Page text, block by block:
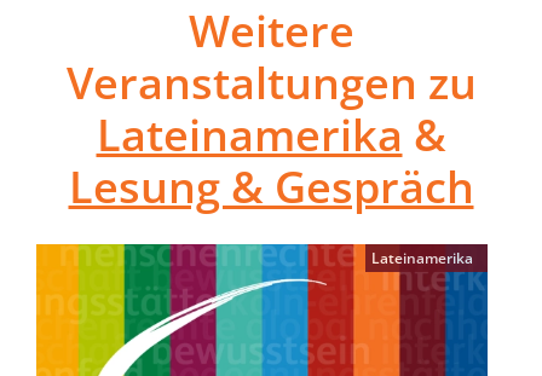
Weitere
Veranstaltungen zu
Lateinamerika &
Lesung & Gespräch
Lateinamerika